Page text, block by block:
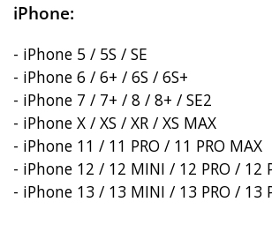
iPhone:
- iPhone 5 / 5S / SE
- iPhone 6 / 6+ / 6S / 6S+
- iPhone 7 / 7+ / 8 / 8+ / SE2
- iPhone X / XS / XR / XS MAX
- iPhone 11 / 11 PRO / 11 PRO MAX
- iPhone 12 / 12 MINI / 12 PRO / 12
- iPhone 13 / 13 MINI / 13 PRO / 13